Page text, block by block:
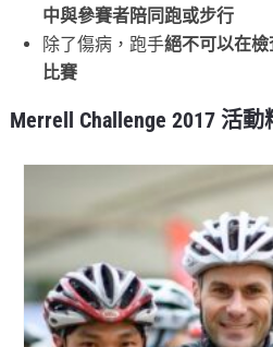
中與參賽者陪同跑或步行
除了傷病，跑手絕不可以在
比賽
Merrell Challenge 2017 活動